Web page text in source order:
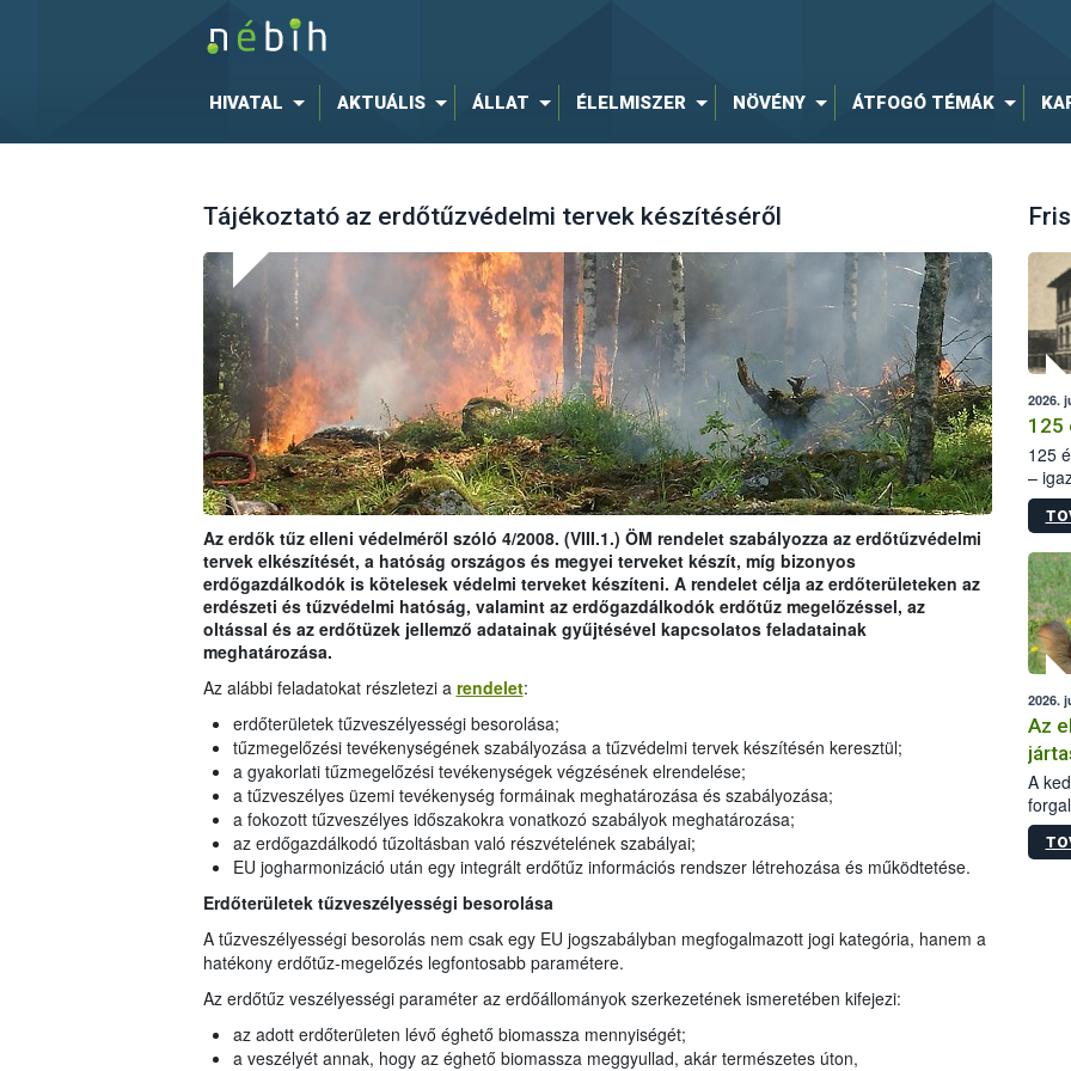
HIVATAL AKTUÁLIS ÁLLAT ÉLELMISZER NÖVÉNY ÁTFOGÓ TÉMÁK
Tájékoztató az erdőtűzvédelmi tervek készítéséről
Az erdők tűz elleni védelméről szóló 4/2008. (VIII.1.) ÖM rendelet szabályozza az erdőtűzvédelmi
tervek elkészítését, a hatóság országos és megyei terveket készít, míg bizonyos
erdőgazdálkodók is kötelesek védelmi terveket készíteni. A rendelet célja az erdőterületeken az
erdészeti és tűzvédelmi hatóság, valamint az erdőgazdálkodók erdőtűz megelőzéssel, az
oltással és az erdőtüzek jellemző adatainak gyűjtésével kapcsolatos feladatainak
meghatározása.
Az alábbi feladatokat részletezi a rendelet:
erdőterületek tűzveszélyességi besorolása;
tűzmegelőzési tevékenységének szabályozása a tűzvédelmi tervek készítésén keresztül;
a gyakorlati tűzmegelőzési tevékenységek végzésének elrendelése;
a tűzveszélyes üzemi tevékenység formáinak meghatározása és szabályozása;
a fokozott tűzveszélyes időszakokra vonatkozó szabályok meghatározása;
az erdőgazdálkodó tűzoltásban való részvételének szabályai;
EU jogharmonizáció után egy integrált erdőtűz információs rendszer létrehozása és működtetése.
Erdőterületek tűzveszélyességi besorolása
A tűzveszélyességi besorolás nem csak egy EU jogszabályban megfogalmazott jogi kategória, hanem a
hatékony erdőtűz-megelőzés legfontosabb paramétere.
Az erdőtűz veszélyességi paraméter az erdőállományok szerkezetének ismeretében kifejezi:
az adott erdőterületen lévő éghető biomassza mennyiségét;
a veszélyét annak, hogy az éghető biomassza meggyullad, akár természetes úton,
2026.
125
125
–
15.
2026.
Az
A